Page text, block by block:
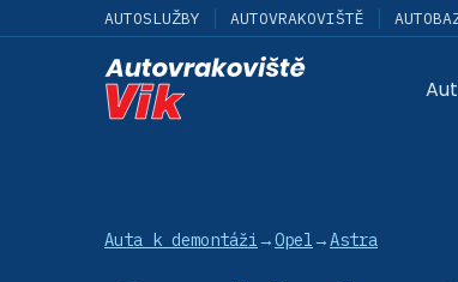
AUTOSLUŽBY AUTOVRAKOVIŠTĚ
Auta k demontáži →Opel →Astra